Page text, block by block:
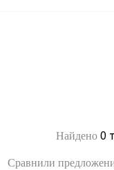
Найдено 0
Сравнили